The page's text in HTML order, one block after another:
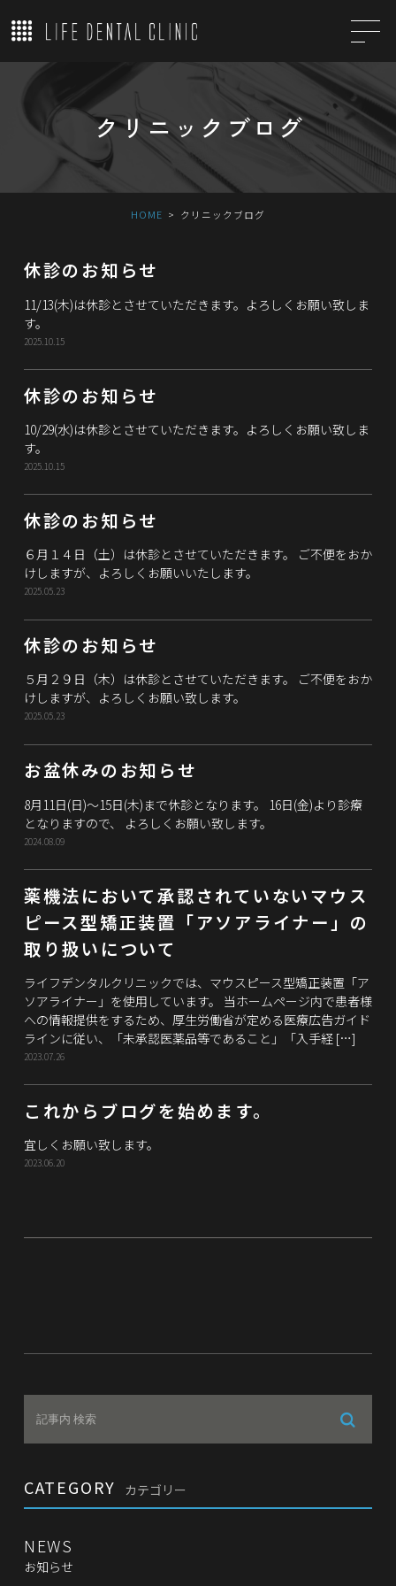
クリニックブログ
HOME クリニックブログ
休診のお知らせ
11/13(木)は休診とさせていただきます。よろしくお願い致しま
す。
2025.10.15
休診のお知らせ
10/29(水)は休診とさせていただきます。よろしくお願い致しま
す。
2025.10.15
休診のお知らせ
６月１４日（土）は休診とさせていただきます。 ご不便をおか
けしますが、よろしくお願いいたします。
2025.05.23
休診のお知らせ
５月２９日（木）は休診とさせていただきます。 ご不便をおか
けしますが、よろしくお願い致します。
2025.05.23
お盆休みのお知らせ
8月11日(日)～15日(木)まで休診となります。 16日(金)より診療
となりますので、 よろしくお願い致します。
2024.08.09
薬機法において承認されていないマウス
ピース型矯正装置「アソアライナー」の
取り扱いについて
ライフデンタルクリニックでは、マウスピース型矯正装置「ア
ソアライナー」を使用しています。 当ホームページ内で患者様
への情報提供をするため、厚生労働省が定める医療広告ガイド
ラインに従い、「未承認医薬品等であること」「入手経 […]
2023.07.26
これからブログを始めます。
宜しくお願い致します。
2023.06.20
CATEGORY カテゴリー
NEWS
お知らせ